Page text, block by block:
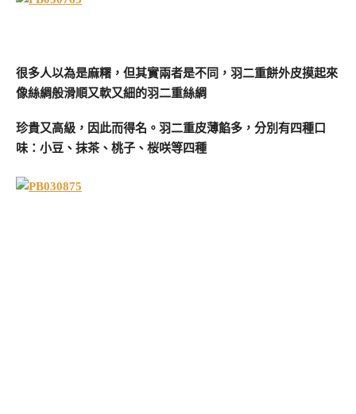
很多人以為是麻糬，但其實兩者是不同，羽二重餅外皮摸起來
像絲綢般滑順又軟又細的羽二重絲綢
珍貴又高級，因此而得名。羽二重皮薄餡多，分別有四種口
味：小豆、抹茶、桃子、桜咲等四種